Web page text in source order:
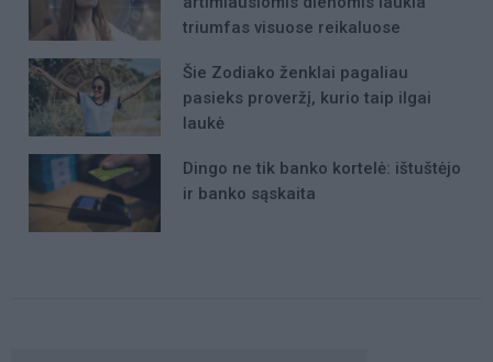
triumfas visuose reikaluose
Šie Zodiako ženklai pagaliau
pasieks proveržį, kurio taip ilgai
laukė
Dingo ne tik banko kortelė: ištuštėjo
ir banko sąskaita